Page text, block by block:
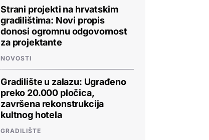
Strani projekti na hrvatskim
gradilištima: Novi propis
donosi ogromnu odgovornost
za projektante
NOVOSTI
Gradilište u zalazu: Ugrađeno
preko 20.000 pločica,
završena rekonstrukcija
kultnog hotela
GRADILIŠTE